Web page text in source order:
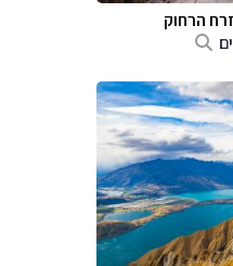
הרחוק